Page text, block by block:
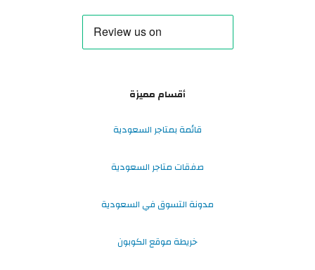
أقسام مميزة
قائمة بمتاجر السعودية
صفقات متاجر السعودية
مدونة التسوق في السعودية
خريطة موقع الكوبون